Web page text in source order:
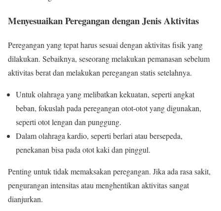
Menyesuaikan Peregangan dengan Jenis Aktivitas
Peregangan yang tepat harus sesuai dengan aktivitas fisik yang
dilakukan. Sebaiknya, seseorang melakukan pemanasan sebelum
aktivitas berat dan melakukan peregangan statis setelahnya.
Untuk olahraga yang melibatkan kekuatan, seperti angkat
beban, fokuslah pada peregangan otot-otot yang digunakan,
seperti otot lengan dan punggung.
Dalam olahraga kardio, seperti berlari atau bersepeda,
penekanan bisa pada otot kaki dan pinggul.
Penting untuk tidak memaksakan peregangan. Jika ada rasa sakit,
pengurangan intensitas atau menghentikan aktivitas sangat
dianjurkan.